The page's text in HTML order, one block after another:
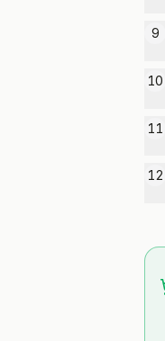
9
10
11
12